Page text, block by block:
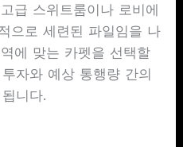
급 스위트룸이나 로비에
으로 세련된 파일임을 나
에 맞는 카펫을 선택할
자와 예상 통행량 간의
니다.